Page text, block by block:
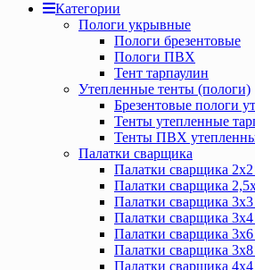
Категории
Пологи укрывные
Пологи брезентовые
Пологи ПВХ
Тент тарпаулин
Утепленные тенты (пологи)
Брезентовые пологи
Тенты утепленные
Тенты ПВХ
Палатки сварщика
Палатки сварщика
Палатки сварщика
Палатки сварщика
Палатки сварщика
Палатки сварщика
Палатки сварщика
Палатки сварщика